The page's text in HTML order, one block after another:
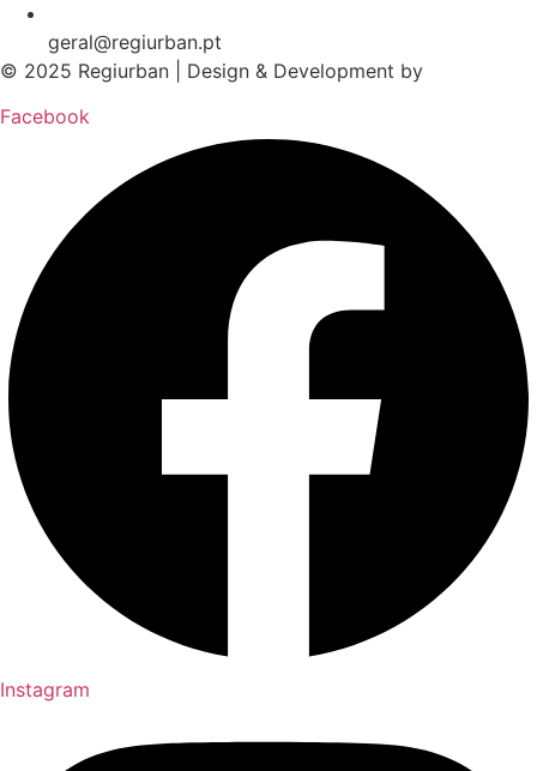
geral@regiurban.pt
© 2025 Regiurban | Design & Development by
Facebook
Instagram